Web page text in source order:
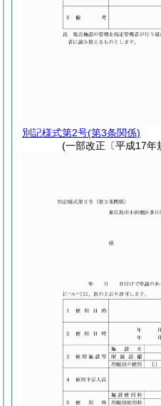
別記様式第2号(第3条関係)
(一部改正〔平成17年